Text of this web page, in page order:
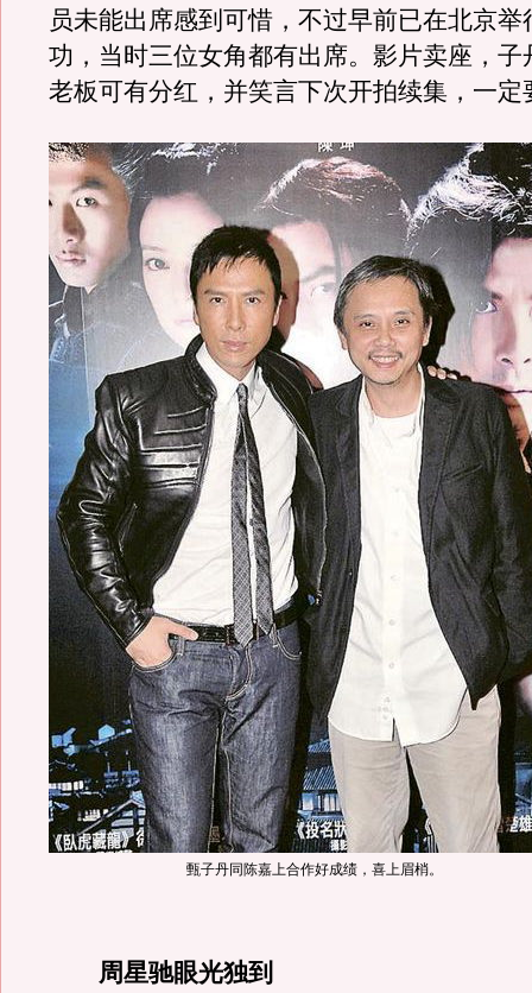
员未能出席感到可惜，不过早前已在北京举
功，当时三位女角都有出席。影片卖座，子
老板可有分红，并笑言下次开拍续集，一定
甄子丹同陈嘉上合作好成绩，喜上眉梢。
周星驰眼光独到